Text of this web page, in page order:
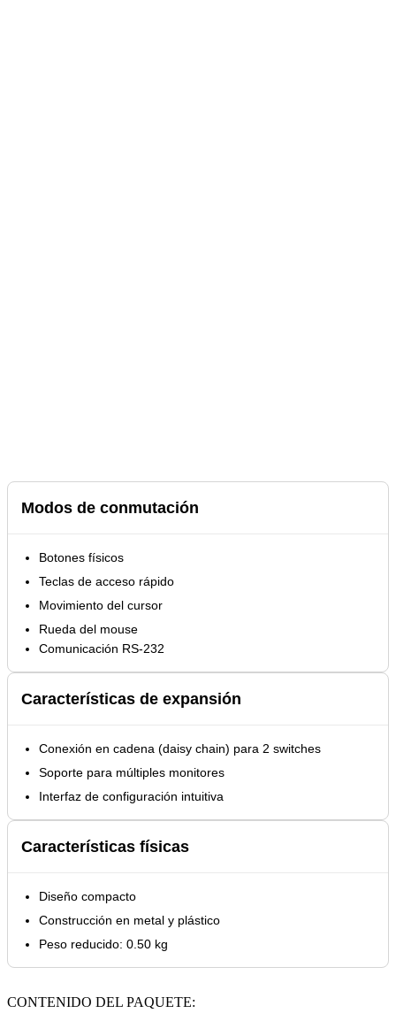
Modos de conmutación
Botones físicos
Teclas de acceso rápido
Movimiento del cursor
Rueda del mouse
Comunicación RS-232
Características de expansión
Conexión en cadena (daisy chain) para 2 switches
Soporte para múltiples monitores
Interfaz de configuración intuitiva
Características físicas
Diseño compacto
Construcción en metal y plástico
Peso reducido: 0.50 kg
CONTENIDO DEL PAQUETE: